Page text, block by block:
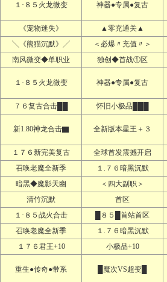
１·８５火龙微变 神器●专属●复古
《宠物迷失》 ▲零充通关▲
╲《熊猫沉默》╱
＜必爆〃充值〃＞
南风微变◆单职业
独创◆首战①区
１·８５火龙微变 神器●专属●复古
７６复古合击██ 怀旧小极品███
新1.80神龙合击▇ 全新版本星王＋３
１７６新完美复古 全球首发震撼开启
召唤老魔全新季
１.７６暗黑沉默
暗黑◆魔影天幽
＜四大副职＞
清竹沉默
首区
１·８５战火合击
█８５█首站首区
召唤老魔全新季
１.７６暗黑沉默
１７６君王+10
小极品+10
重生●传奇●带系 █魔次VS超变█